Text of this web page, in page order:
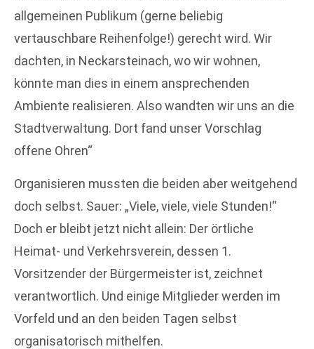
allgemeinen Publikum (gerne beliebig
vertauschbare Reihenfolge!) gerecht wird. Wir
dachten, in Neckarsteinach, wo wir wohnen,
könnte man dies in einem ansprechenden
Ambiente realisieren. Also wandten wir uns an die
Stadtverwaltung. Dort fand unser Vorschlag
offene Ohren“
Organisieren mussten die beiden aber weitgehend
doch selbst. Sauer: „Viele, viele, viele Stunden!“
Doch er bleibt jetzt nicht allein: Der örtliche
Heimat- und Verkehrsverein, dessen 1.
Vorsitzender der Bürgermeister ist, zeichnet
verantwortlich. Und einige Mitglieder werden im
Vorfeld und an den beiden Tagen selbst
organisatorisch mithelfen.